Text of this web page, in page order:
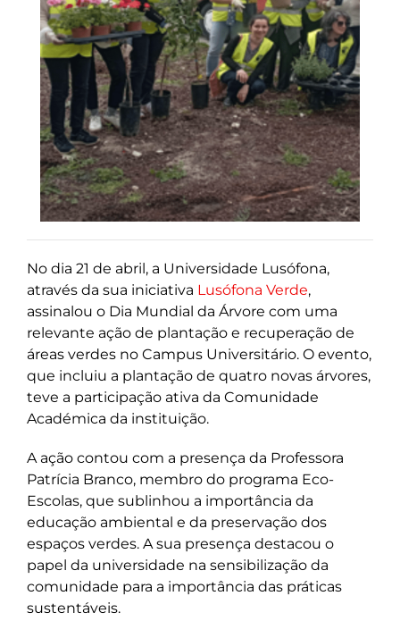
No dia 21 de abril, a Universidade Lusófona,
através da sua iniciativa Lusófona Verde,
assinalou o Dia Mundial da Árvore com uma
relevante ação de plantação e recuperação de
áreas verdes no Campus Universitário. O evento,
que incluiu a plantação de quatro novas árvores,
teve a participação ativa da Comunidade
Académica da instituição.
A ação contou com a presença da Professora
Patrícia Branco, membro do programa Eco-
Escolas, que sublinhou a importância da
educação ambiental e da preservação dos
espaços verdes. A sua presença destacou o
papel da universidade na sensibilização da
comunidade para a importância das práticas
sustentáveis.